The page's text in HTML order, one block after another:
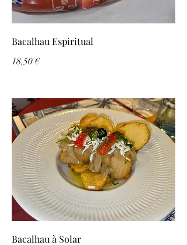
Bacalhau Espiritual
18,50 €
Bacalhau à Solar